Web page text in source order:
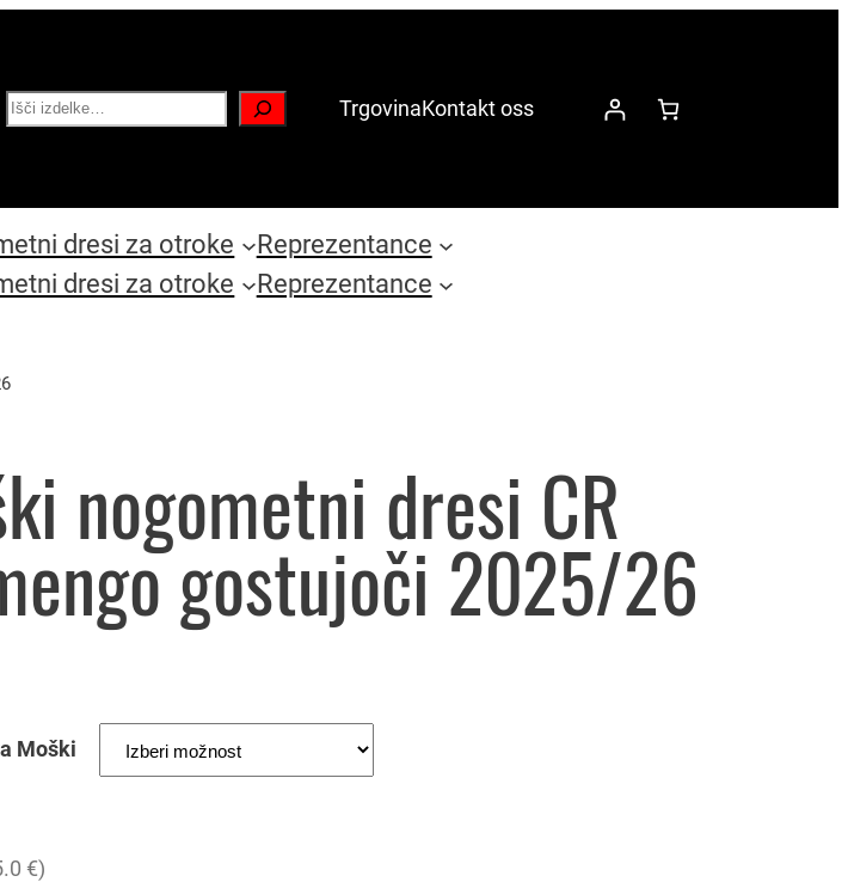
Search TrgovinaKontakt oss
dresi za otroke
Reprezentance
dresi za otroke Reprezentance
nogometni dresi CR
gostujoči 2025/26
Moški
€)